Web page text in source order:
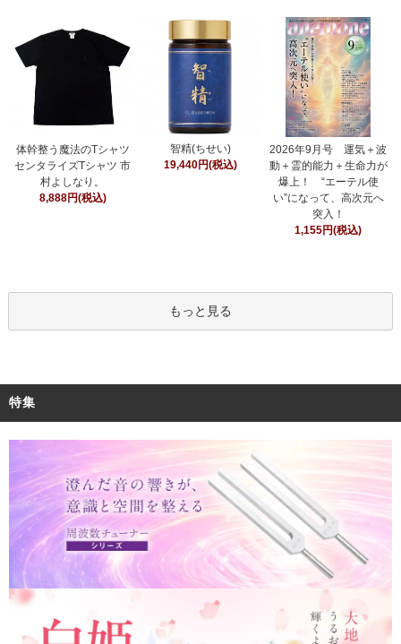
体幹整う魔法のTシャツ
センタライズTシャツ 市
村よしなり。
8,888円(税込)
智精(ちせい)
19,440円(税込)
2026年9月号 運気＋波
動＋霊的能力＋生命力が
爆上！ “エーテル使
い”になって、高次元へ
突入！
1,155円(税込)
もっと見る
特集